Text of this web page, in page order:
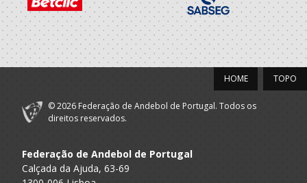
A.A. Porto
Promov
Rebordosa
Andebol
SUB-13 F / SUB-15 F
A.A. Porto
Promov
Rebordosa
2019/20
TOPO
HOME
© 2026 Federação de Andebol de Portugal. Todos os
direitos reservados.
Federação de Andebol de Portugal
Calçada da Ajuda, 63-69